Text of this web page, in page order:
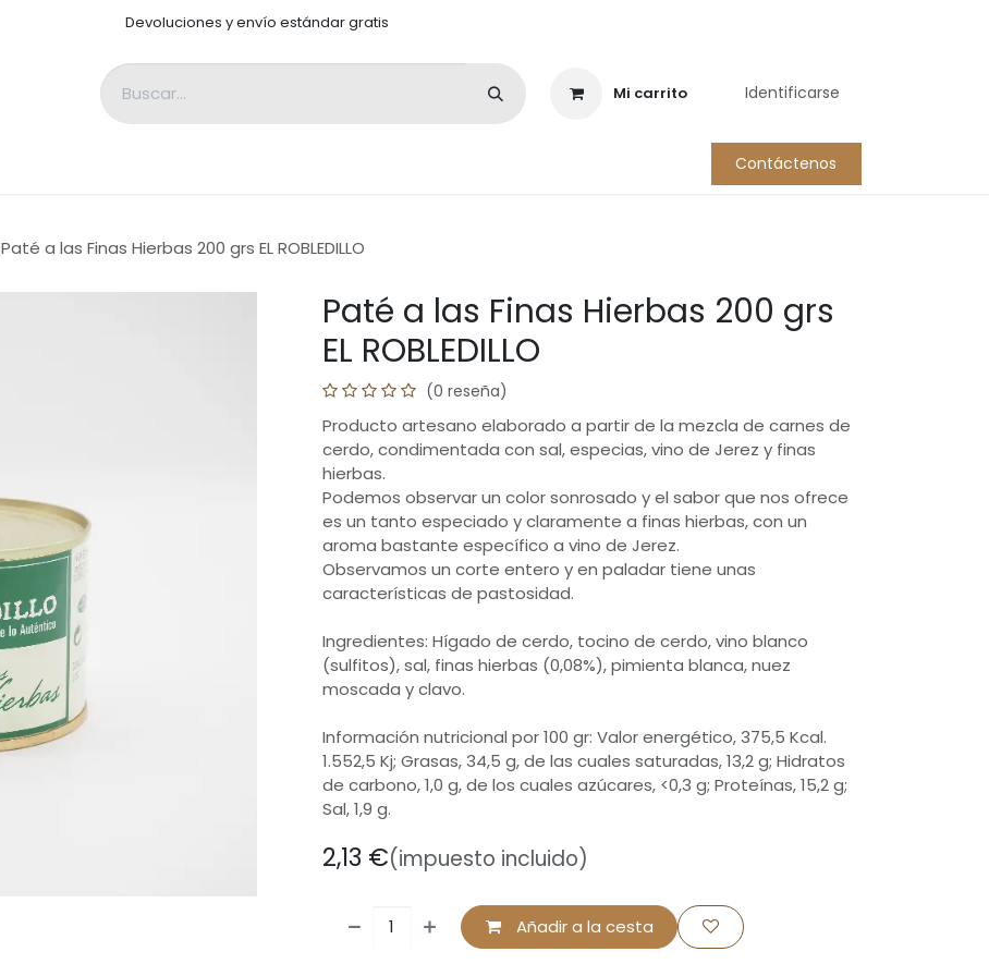
Devoluciones y envío estándar gratis
Mi carrito Identificarse
Ficha técnica
Contáctenos
Paté a las Finas Hierbas 200 grs EL ROBLEDILLO
Paté a las Finas Hierbas 200 grs
EL ROBLEDILLO
(0 reseña)
Producto artesano elaborado a partir de la mezcla de carnes de
cerdo, condimentada con sal, especias, vino de Jerez y finas
hierbas.
Podemos observar un color sonrosado y el sabor que nos ofrece
es un tanto especiado y claramente a finas hierbas, con un
aroma bastante específico a vino de Jerez.
Observamos un corte entero y en paladar tiene unas
características de pastosidad.
Ingredientes: Hígado de cerdo, tocino de cerdo, vino blanco
(sulfitos), sal, finas hierbas (0,08%), pimienta blanca, nuez
moscada y clavo.
Información nutricional por 100 gr: Valor energético, 375,5 Kcal.
1.552,5 Kj; Grasas, 34,5 g, de las cuales saturadas, 13,2 g; Hidratos
de carbono, 1,0 g, de los cuales azúcares, <0,3 g; Proteínas, 15,2 g;
Sal, 1,9 g.
2,13 €(impuesto incluido)
Añadir a la cesta